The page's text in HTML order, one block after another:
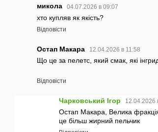
микола 04.07.2026 в 09:07
хто купляв як якість?
Відповісти
Остап Макара 12.04.2026 в 11:58
Що це за пелетс, який смак, які
Відповісти
Чарковський Ігор 12.04.2026
Остап Макара, Велика
це більш жирний пельчик